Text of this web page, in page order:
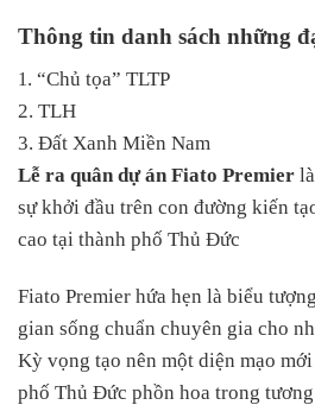
Thông tin danh sách những
1 . “Chủ tọa” TLTP
2. TLH
3. Đất Xanh Miền Nam
Lễ ra quân dự án Fiato Premier
sự khởi đầu trên con đường kiến
cao tại thành phố Thủ Đức
Fiato Premier hứa hẹn là biểu
gian sống chuẩn chuyên gia cho
Kỳ vọng tạo nên một diện mạo
phố Thủ Đức phồn hoa trong